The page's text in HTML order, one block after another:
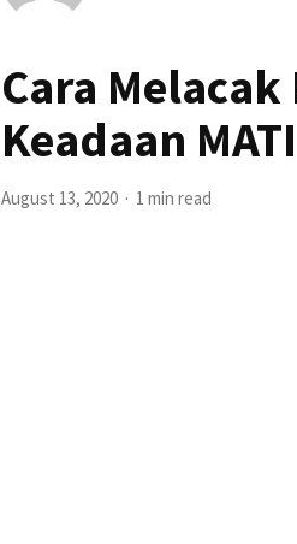
Cara
Keadaan
August 13, 2020 1 min read